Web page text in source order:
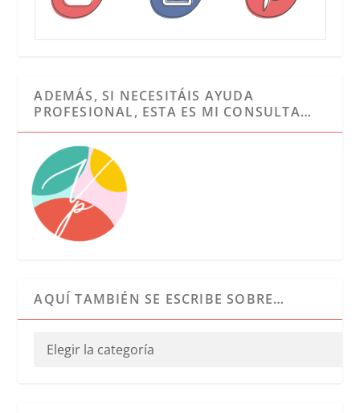
ADEMÁS, SI NECESITÁIS AYUDA
PROFESIONAL, ESTA ES MI CONSULTA…
AQUÍ TAMBIÉN SE ESCRIBE SOBRE…